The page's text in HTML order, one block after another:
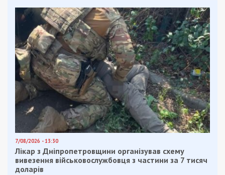
7/08/2026 - 13:30
Лікар з Дніпропетровщини організував схему
вивезення військовослужбовця з частини за 7 тисяч
доларів